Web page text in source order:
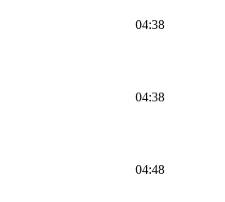
04:38
04:38
04:48